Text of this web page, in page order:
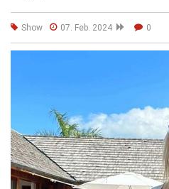
Show 07. Feb. 2024 0